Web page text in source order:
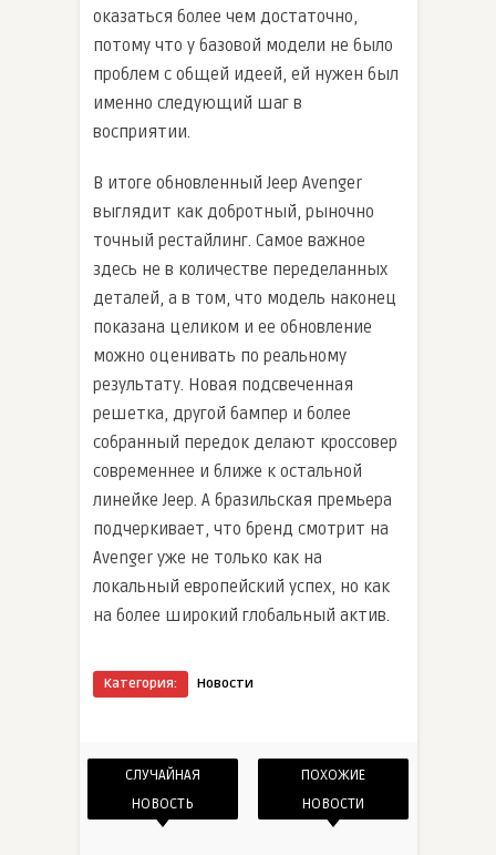
оказаться более чем достаточно,
потому что у базовой модели не было
проблем с общей идеей, ей нужен был
именно следующий шаг в
восприятии.
В итоге обновленный Jeep Avenger
выглядит как добротный, рыночно
точный рестайлинг. Самое важное
здесь не в количестве переделанных
деталей, а в том, что модель наконец
показана целиком и ее обновление
можно оценивать по реальному
результату. Новая подсвеченная
решетка, другой бампер и более
собранный передок делают кроссовер
современнее и ближе к остальной
линейке Jeep. А бразильская премьера
подчеркивает, что бренд смотрит на
Avenger уже не только как на
локальный европейский успех, но как
на более широкий глобальный актив.
Категория: Новости
СЛУЧАЙНАЯ
НОВОСТЬ
ПОХОЖИЕ
НОВОСТИ